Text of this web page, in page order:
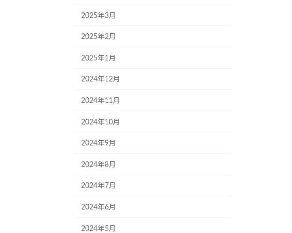
2025年3月
2025年2月
2025年1月
2024年12月
2024年11月
2024年10月
2024年9月
2024年8月
2024年7月
2024年6月
2024年5月